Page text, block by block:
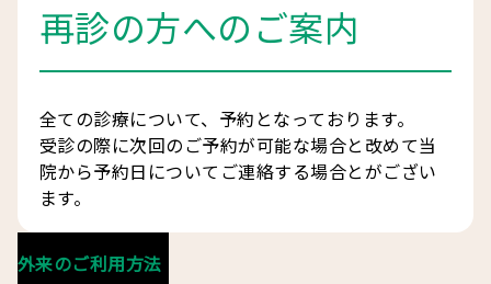
再診の方へのご案内
全ての診療について、予約となっております。
受診の際に次回のご予約が可能な場合と改めて当
院から予約日についてご連絡する場合とがござい
ます。
外来のご利用方法